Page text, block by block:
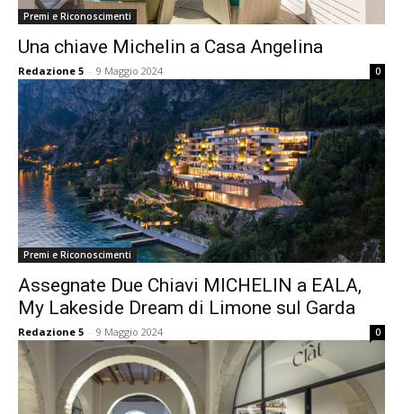
Premi e Riconoscimenti
Una chiave Michelin a Casa Angelina
Redazione 5 - 9 Maggio 2024 0
Premi e Riconoscimenti
Assegnate Due Chiavi MICHELIN a EALA,
My Lakeside Dream di Limone sul Garda
Redazione 5 - 9 Maggio 2024 0